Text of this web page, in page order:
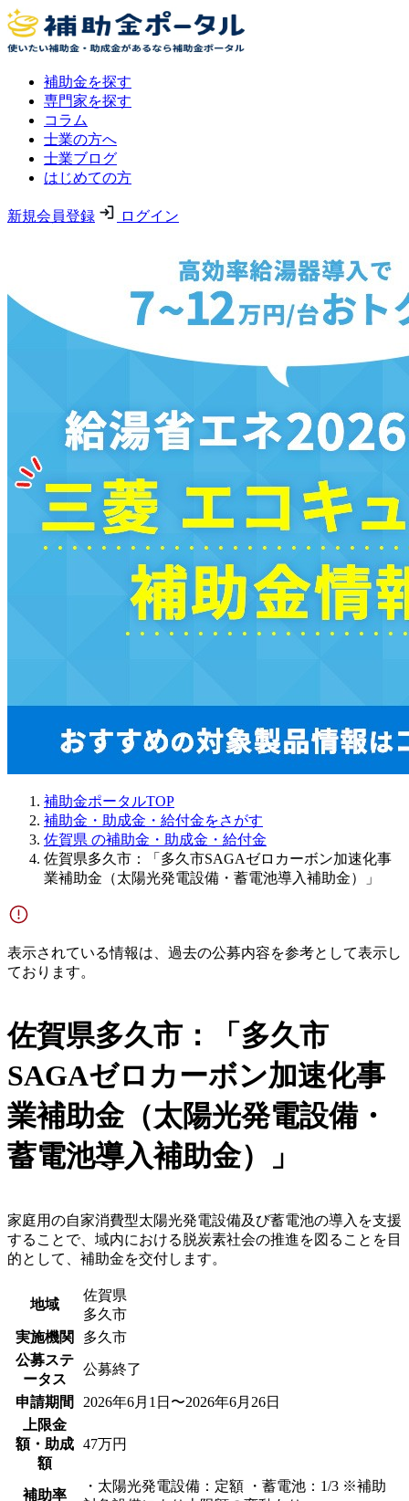
補助金を探す
専門家を探す
コラム
士業の方へ
士業ブログ
はじめての方
新規会員登録 ログイン
補助金ポータルTOP
補助金・助成金・給付金をさがす
佐賀県 の補助金・助成金・給付金
佐賀県多久市：「多久市SAGAゼロカーボン加速化事
業補助金（太陽光発電設備・蓄電池導入補助金）」
表示されている情報は、過去の公募内容を参考として表示し
ております。
佐賀県多久市：「多久市
SAGAゼロカーボン加速化事
業補助金（太陽光発電設備・
蓄電池導入補助金）」
家庭用の自家消費型太陽光発電設備及び蓄電池の導入を支援
することで、域内における脱炭素社会の推進を図ることを目
的として、補助金を交付します。
地域
佐賀県
多久市
実施機関
多久市
公募ステ
ータス
公募終了
申請期間
2026年6月1日〜2026年6月26日
上限金
額・助成
額
47万円
補助率
・太陽光発電設備：定額 ・蓄電池：1/3 ※補助